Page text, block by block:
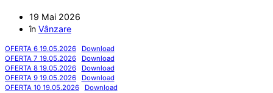
19 Mai 2026
în Vânzare
OFERTA 6 19.05.2026
Download
OFERTA 7 19.05.2026
Download
OFERTA 8 19.05.2026
Download
OFERTA 9 19.05.2026
Download
OFERTA 10 19.05.2026
Download